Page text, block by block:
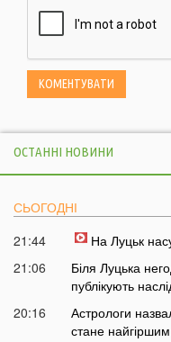
ОСТАННІ НОВИНИ
СЬОГОДНІ
21:44
На Луцьк
21:06
Біля Луцька
публікують
20:16
Астрологи
стане